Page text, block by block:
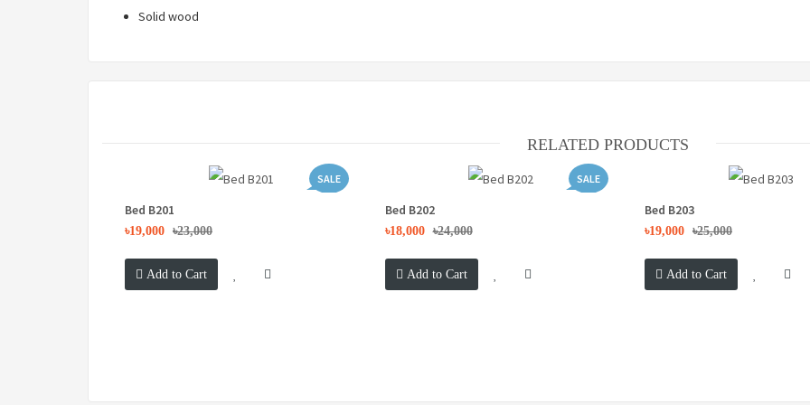
Solid wood
RELATED PRODUCTS
SALE
Bed B201
৳19,000 ৳23,000
Add to Cart
SALE
Bed B202
৳18,000 ৳24,000
Add to Cart
Bed B203
৳19,000 ৳25,000
Add to Cart